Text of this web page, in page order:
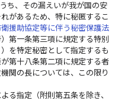
ち、その漏えいが我が国の安
があるため、特に秘匿するこ
援助協定等に伴う秘密保護法
第一条第三項に規定する特別
を特定秘密として指定するも
第十八条第二項に規定する者
関の長については、この限り
る指定（附則第五条を除き、